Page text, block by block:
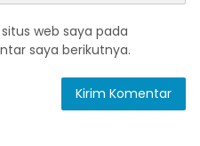
web saya pada
saya berikutnya.